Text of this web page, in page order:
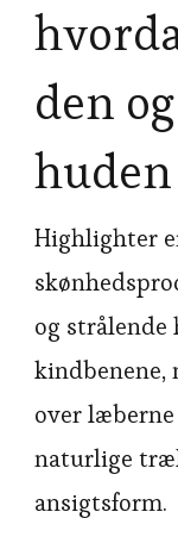
den
huden
Highlighter
og strålende
kindbenene,
over
naturlige
ansigtsform.